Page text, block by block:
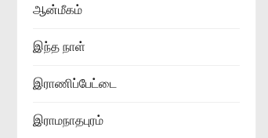
ஆன்மீகம்
இந்த நாள்
இராணிப்பேட்டை
இராமநாதபுரம்